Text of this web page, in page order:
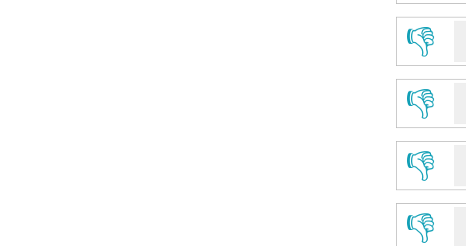
👎
👎
👎
👎